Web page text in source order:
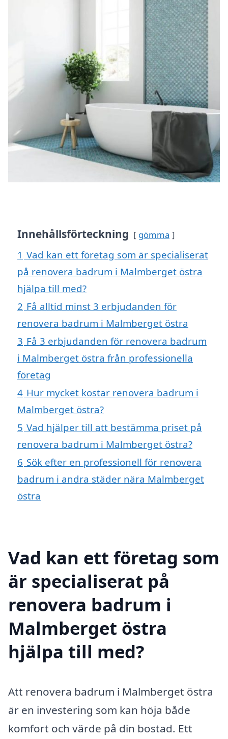
Innehållsförteckning gömma
1 Vad kan ett företag som är specialiserat
på renovera badrum i Malmberget östra
hjälpa till med?
2 Få alltid minst 3 erbjudanden för
renovera badrum i Malmberget östra
3 Få 3 erbjudanden för renovera badrum
i Malmberget östra från professionella
företag
4 Hur mycket kostar renovera badrum i
Malmberget östra?
5 Vad hjälper till att bestämma priset på
renovera badrum i Malmberget östra?
6 Sök efter en professionell för renovera
badrum i andra städer nära Malmberget
östra
Vad kan ett företag som
är specialiserat på
renovera badrum i
Malmberget östra
hjälpa till med?
Att renovera badrum i Malmberget östra
är en investering som kan höja både
komfort och värde på din bostad. Ett